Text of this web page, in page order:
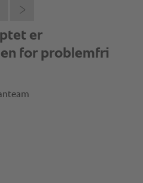
nytt hele
beste løsningen